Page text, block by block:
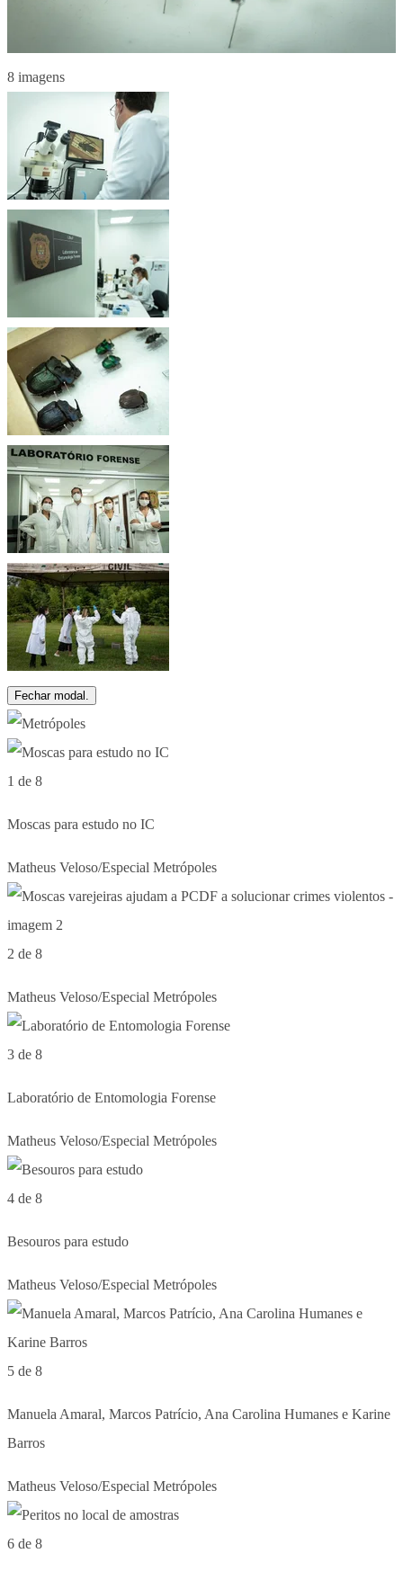
8 imagens
Fechar modal.
1 de 8
Moscas para estudo no IC
Matheus Veloso/Especial Metrópoles
2 de 8
Matheus Veloso/Especial Metrópoles
3 de 8
Laboratório de Entomologia Forense
Matheus Veloso/Especial Metrópoles
4 de 8
Besouros para estudo
Matheus Veloso/Especial Metrópoles
5 de 8
Manuela Amaral, Marcos Patrício, Ana Carolina Humanes e Karine
Barros
Matheus Veloso/Especial Metrópoles
6 de 8